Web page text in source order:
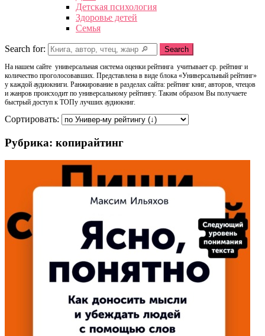
Детская психология
Здоровье детей
Семья
Search for: Search
На нашем сайте универсальная система оценки рейтинга учитывает ср. рейтинг и
количество проголосовавших. Представлена в виде блока «Универсальный рейтинг»
у каждой аудиокниги. Ранжирование в разделах сайта: рейтинг книг, авторов, чтецов
и жанров происходит по универсальному рейтингу. Таким образом Вы получаете
быстрый доступ к ТОПу лучших аудиокниг.
Сортировать:
Рубрика: копирайтинг